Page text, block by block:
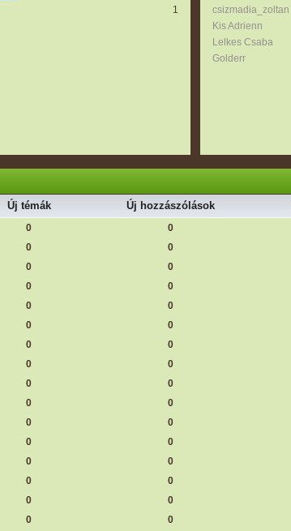
1
csizmadia_zoltan
Kis Adrienn
Lelkes Csaba
Golderr
Új témák Új hozzászólások
0 0
0 0
0 0
0 0
0 0
0 0
0 0
0 0
0 0
0 0
0 0
0 0
0 0
0 0
0 0
0 0